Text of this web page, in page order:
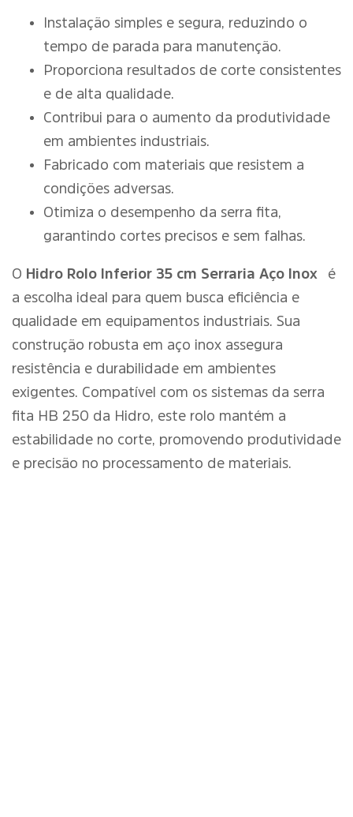
Instalação simples e segura, reduzindo o
tempo de parada para manutenção.
Proporciona resultados de corte consistentes
e de alta qualidade.
Contribui para o aumento da produtividade
em ambientes industriais.
Fabricado com materiais que resistem a
condições adversas.
Otimiza o desempenho da serra fita,
garantindo cortes precisos e sem falhas.
O Hidro Rolo Inferior 35 cm Serraria Aço Inox
é
a escolha ideal para quem busca eficiência e
qualidade em equipamentos industriais. Sua
construção robusta em aço inox assegura
resistência e durabilidade em ambientes
exigentes. Compatível com os sistemas da serra
fita HB 250 da Hidro, este rolo mantém a
estabilidade no corte, promovendo produtividade
e precisão no processamento de materiais.